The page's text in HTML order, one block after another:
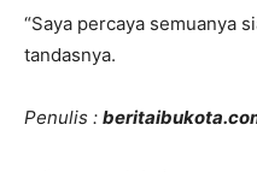
“Saya percaya semuanya
tandasnya.
Penulis :